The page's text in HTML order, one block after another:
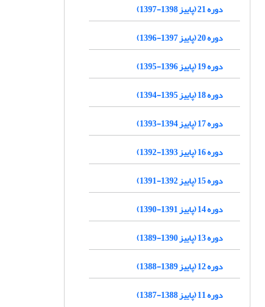
دوره 21 (پاییز 1398-1397)
دوره 20 (پاییز 1397-1396)
دوره 19 (پاییز 1396-1395)
دوره 18 (پاییز 1395-1394)
دوره 17 (پاییز 1394-1393)
دوره 16 (پاییز 1393-1392)
دوره 15 (پاییز 1392-1391)
دوره 14 (پاییز 1391-1390)
دوره 13 (پاییز 1390-1389)
دوره 12 (پاییز 1389-1388)
دوره 11 (پاییز 1388-1387)